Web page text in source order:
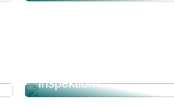
inspektion?